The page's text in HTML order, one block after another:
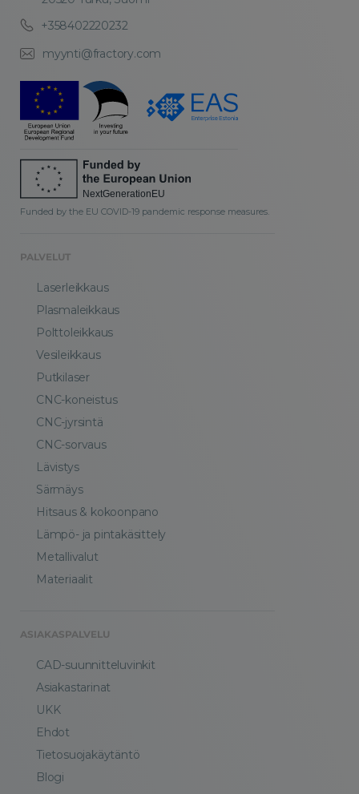
+358402220232
myynti@fractory.com
Funded by the EU COVID-19 pandemic response measures.
PALVELUT
Laserleikkaus
Plasmaleikkaus
Polttoleikkaus
Vesileikkaus
Putkilaser
CNC-koneistus
CNC-jyrsintä
CNC-sorvaus
Lävistys
Särmäys
Hitsaus & kokoonpano
Lämpö- ja pintakäsittely
Metallivalut
Materiaalit
ASIAKASPALVELU
CAD-suunnitteluvinkit
Asiakastarinat
UKK
Ehdot
Tietosuojakäytäntö
Blogi